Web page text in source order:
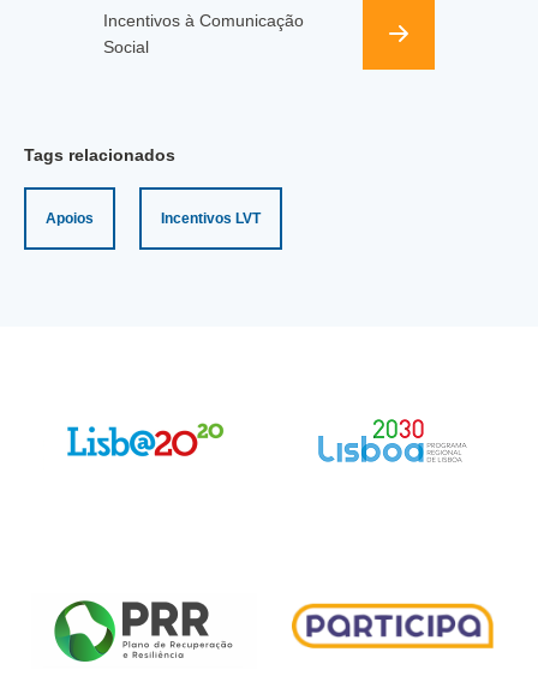
Incentivos à Comunicação
Social
Tags relacionados
Apoios Incentivos LVT